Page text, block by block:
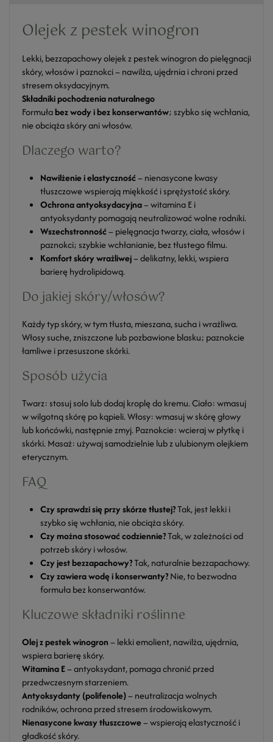
Olejek z pestek winogron
Lekki, bezzapachowy olejek z pestek winogron do pielęgnacji
skóry, włosów i paznokci – nawilża, ujędrnia i chroni przed
stresem oksydacyjnym.
Składniki pochodzenia naturalnego
Formułabez wody i bez konserwantów; szybko się wchłania,
nie obciąża skóry ani włosów.
Dlaczego warto?
Nawilżenie i elastyczność– nienasycone kwasy
tłuszczowe wspierają miękkość i sprężystość skóry.
Ochrona antyoksydacyjna– witamina E i
antyoksydanty pomagają neutralizować wolne rodniki.
Wszechstronność– pielęgnacja twarzy, ciała, włosów i
paznokci; szybkie wchłanianie, bez tłustego filmu.
Komfort skóry wrażliwej– delikatny, lekki, wspiera
barierę hydrolipidową.
Do jakiej skóry/włosów?
Każdy typ skóry, w tym tłusta, mieszana, sucha i wrażliwa.
Włosy suche, zniszczone lub pozbawione blasku; paznokcie
łamliwe i przesuszone skórki.
Sposób użycia
Twarz: stosuj solo lub dodaj kroplę do kremu. Ciało: wmasuj
w wilgotną skórę po kąpieli. Włosy: wmasuj w skórę głowy
lub końcówki, następnie zmyj. Paznokcie: wcieraj w płytkę i
skórki. Masaż: używaj samodzielnie lub z ulubionym olejkiem
eterycznym.
FAQ
Czy sprawdzi się przy skórze tłustej?Tak, jest lekki i
szybko się wchłania, nie obciąża skóry.
Czy można stosować codziennie?Tak, w zależności od
potrzeb skóry i włosów.
Czy jest bezzapachowy?Tak, naturalnie bezzapachowy.
Czy zawiera wodę i konserwanty?Nie, to bezwodna
formuła bez konserwantów.
Kluczowe składniki roślinne
Olej z pestek winogron– lekki emolient, nawilża, ujędrnia,
wspiera barierę skóry.
Witamina E– antyoksydant, pomaga chronić przed
przedwczesnym starzeniem.
Antyoksydanty (polifenole)– neutralizacja wolnych
rodników, ochrona przed stresem środowiskowym.
Nienasycone kwasy tłuszczowe– wspierają elastyczność i
gładkość skóry.